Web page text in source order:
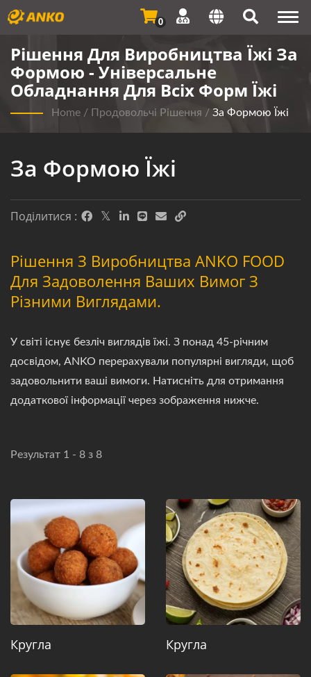
0
Рішення Для Виробництва Їжі За
Формою - Універсальне
Обладнання Для Всіх Форм Їжі
Home / Продовольчі Рішення / За Формою Їжі
За Формою Їжі
Поділитися :
Рішення З Виробництва ANKO FOOD
Для Задоволення Ваших Вимог З
Різними Виглядами.
У світі існує безліч виглядів їжі. З понад 45-річним
досвідом, ANKO перерахували популярні вигляди, щоб
задовольнити ваші вимоги. Натисніть для отримання
додаткової інформації через зображення нижче.
Результат 1 - 8 з 8
Кругла Кругла